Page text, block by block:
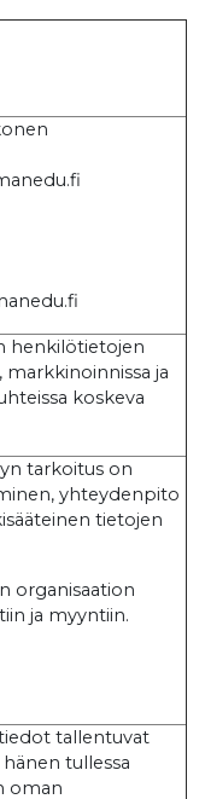
henkilötietojen
markkinoinnissa ja
koskeva
tarkoitus on
yhteydenpito
tietojen
organisaation
ja myyntiin.
tallentuvat
tullessa
oman